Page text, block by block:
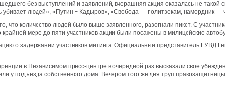
без выступлений и заявлений, вчерашняя акция оказалась не
убивает людей», «Путин + Кадыров», «Свобода — политзекам, намордник —
что количество людей было выше заявленного, разогнали пикет. С
мере до пяти участников акции были посажены в милицейские
о задержании участников митинга. Официальный представитель ГУВД
в Независимом пресс-центре в очередной раз высказали свое
у подъезда собственного дома. Вечером того же дня труп